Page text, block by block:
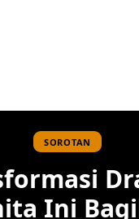
SOROTAN
Ini